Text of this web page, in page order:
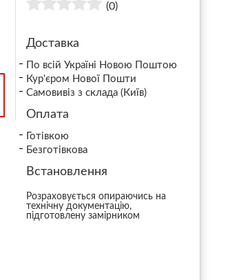
(0)
Доставка
По всій Україні Новою Поштою
Кур'єром Нової Пошти
Самовивіз з склада (Київ)
Оплата
Готівкою
Безготівкова
Встановлення
Розраховується опираючись на
технічну документацію,
підготовлену замірником